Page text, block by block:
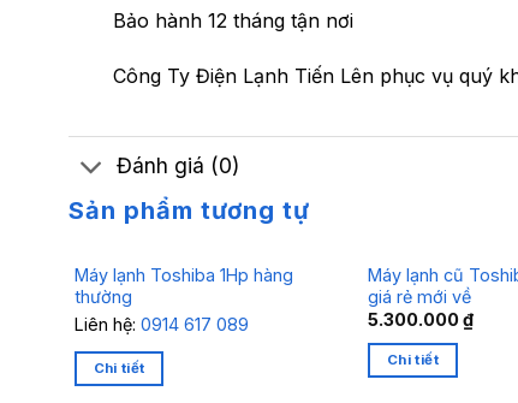
Bảo hành 12 tháng tận nơi
Công Ty Điện Lạnh Tiến Lên phục vụ quý
Đánh giá (0)
Sản phẩm tương tự
Máy lạnh Toshiba 1Hp hàng
thường
Liên hệ: 0914 617 089
Chi tiết
Máy lạnh cũ
giá rẻ mới về
5.300.000₫
Chi tiết